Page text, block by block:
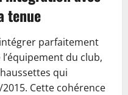
tenue
parfaitement
du club,
qui
Cette cohérence